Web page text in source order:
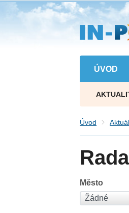
Přejít
na
hlavní
obsah
ÚVOD
Úvod
Město